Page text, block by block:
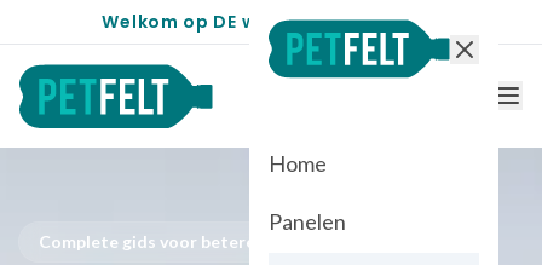
Welkom op DE website voor PETfelt
Home
Panelen
Complete gids voor betere akoestiek